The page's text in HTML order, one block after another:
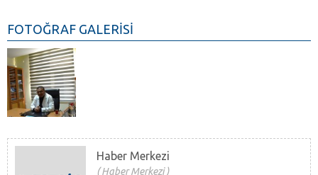
FOTOĞRAF GALERİSİ
Haber Merkezi
Haber Merkezi